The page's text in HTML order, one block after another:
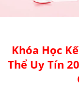
Khóa Học
Thể Uy Tín